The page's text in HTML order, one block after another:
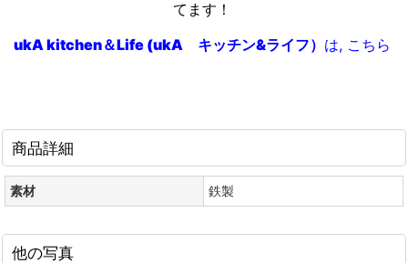
てます！
ukA kitchen＆Life (ukA キッチン&ライフ） は, こちら
商品詳細
素材 鉄製
他の写真